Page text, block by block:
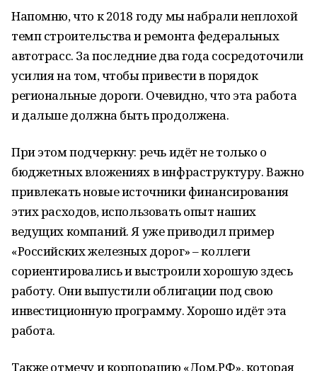
Напомню, что к 2018 году мы набрали неплохой
темп строительства и ремонта федеральных
автотрасс. За последние два года сосредоточили
усилия на том, чтобы привести в порядок
региональные дороги. Очевидно, что эта работа
и дальше должна быть продолжена.
При этом подчеркну: речь идёт не только о
бюджетных вложениях в инфраструктуру. Важно
привлекать новые источники финансирования
этих расходов, использовать опыт наших
ведущих компаний. Я уже приводил пример
«Российских железных дорог» – коллеги
сориентировались и выстроили хорошую здесь
работу. Они выпустили облигации под свою
инвестиционную программу. Хорошо идёт эта
работа.
Также отмечу и корпорацию «Дом.РФ», которая